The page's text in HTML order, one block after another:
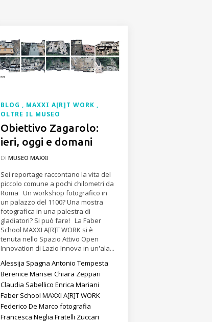
BLOG MAXXI A[R]T WORK
OLTRE IL MUSEO
Obiettivo Zagarolo:
ieri, oggi e domani
DIMUSEO MAXXI
Sei reportage raccontano la vita del
piccolo comune a pochi chilometri da
Roma Un workshop fotografico in
un palazzo del 1100? Una mostra
fotografica in una palestra di
gladiatori? Si può fare! La Faber
School MAXXI A[R]T WORK si è
tenuta nello Spazio Attivo Open
Innovation di Lazio Innova in un'ala...
Alessija SpagnaAntonio Tempesta
Berenice MariseiChiara Zeppari
Claudia SabellicoEnrica Mariani
Faber School MAXXI A[R]T WORK
Federico De Marcofotografia
Francesca NegliaFratelli Zuccari